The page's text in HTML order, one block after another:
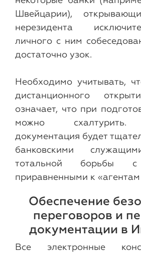
Швейцарии),
нерезидента
личного с ним
достаточно узок.
Необходимо учитывать,
дистанционного
означает, что при
можно схалтурить.
документация будет
банковскими
тотальной борьбы
приравненными к «агентам
Обеспечение
переговоров и
документации в
Все электронные